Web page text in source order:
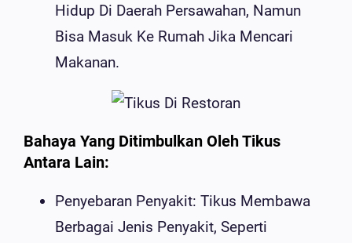
Hidup Di Daerah Persawahan, Namun
Bisa Masuk Ke Rumah Jika Mencari
Makanan.
Bahaya Yang Ditimbulkan Oleh Tikus
Antara Lain:
Penyebaran Penyakit: Tikus Membawa
Berbagai Jenis Penyakit, Seperti